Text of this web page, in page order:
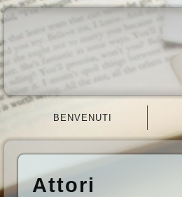
BENVENUTI
Attori